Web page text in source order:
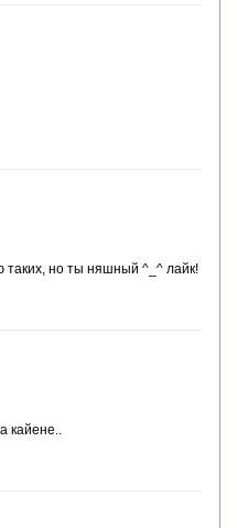
таких, но ты няшный ^_^ лайк!
кайене..